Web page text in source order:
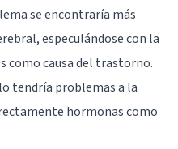
se encontraría más
especulándose con la
como causa del trastorno.
tendría problemas a la
hormonas como